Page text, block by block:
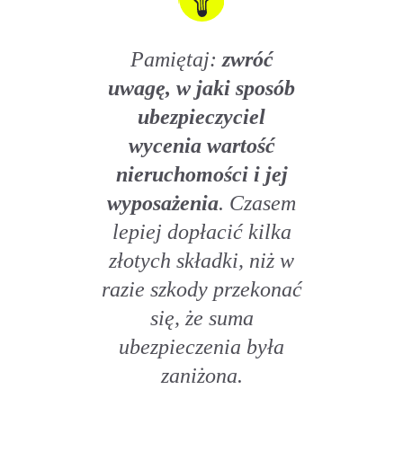
Pamiętaj: zwróć
uwagę, w jaki sposób
ubezpieczyciel
wycenia wartość
nieruchomości i jej
wyposażenia. Czasem
lepiej dopłacić kilka
złotych składki, niż w
razie szkody przekonać
się, że suma
ubezpieczenia była
zaniżona.